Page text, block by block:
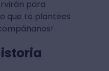
para
que te plantees